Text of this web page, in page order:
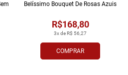
COMPRAR
3x de R$ 56,27
R$168,80
Belíssimo Bouquet De Rosas Azuis